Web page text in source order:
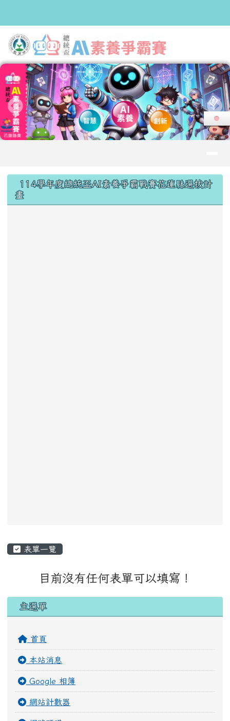
上中區域內容
114學年度總統盃AI素養爭霸戰賽花蓮縣選拔計
畫
表單一覽
目前沒有任何表單可以填寫！
左邊區域內容
主選單
首頁
本站消息
Google 相簿
網站計數器
頁尾區域